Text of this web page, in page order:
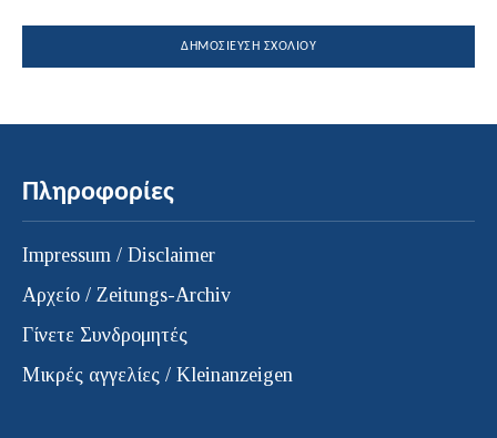
Πληροφορίες
Impressum / Disclaimer
Αρχείο / Zeitungs-Archiv
Γίνετε Συνδρομητές
Μικρές αγγελίες / Kleinanzeigen